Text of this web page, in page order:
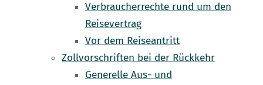
Verbraucherrechte rund um den
Reisevertrag
Vor dem Reiseantritt
Zollvorschriften bei der Rückkehr
Generelle Aus- und